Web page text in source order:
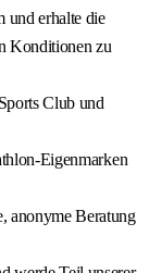
und erhalte die
Konditionen zu
Club und
Eigenmarken
anonyme Beratung